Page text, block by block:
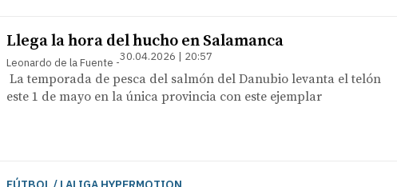
Llega la hora del hucho en Salamanca
Leonardo de la Fuente 30.04.2026 | 20:57
La temporada de pesca del salmón del Danubio levanta el telón
este 1 de mayo en la única provincia con este ejemplar